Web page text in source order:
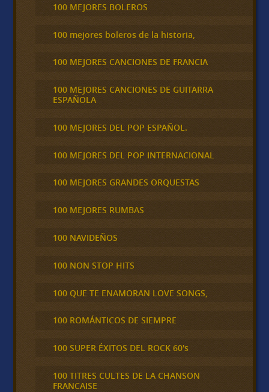
100 MEJORES BOLEROS
100 mejores boleros de la historia,
100 MEJORES CANCIONES DE FRANCIA
100 MEJORES CANCIONES DE GUITARRA
ESPAÑOLA
100 MEJORES DEL POP ESPAÑOL.
100 MEJORES DEL POP INTERNACIONAL
100 MEJORES GRANDES ORQUESTAS
100 MEJORES RUMBAS
100 NAVIDEÑOS
100 NON STOP HITS
100 QUE TE ENAMORAN LOVE SONGS,
100 ROMÁNTICOS DE SIEMPRE
100 SUPER ÉXITOS DEL ROCK 60's
100 TITRES CULTES DE LA CHANSON
FRANCAISE